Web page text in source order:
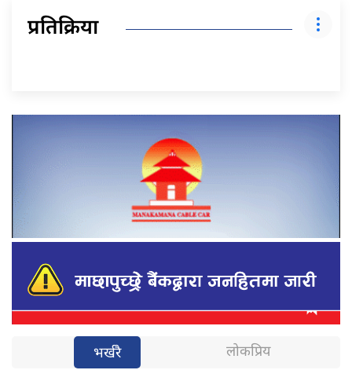
प्रतिक्रिया
भर्खरै लोकप्रिय